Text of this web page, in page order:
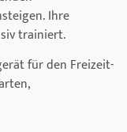
Ihre
trainiert.
für den Freizeit-